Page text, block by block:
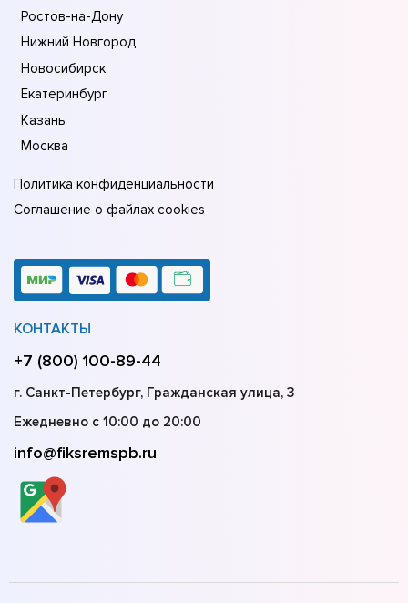
Ростов-на-Дону
Нижний Новгород
Новосибирск
Екатеринбург
Казань
Москва
Политика конфиденциальности
Соглашение о файлах cookies
КОНТАКТЫ
+7 (800) 100-89-44
г. Санкт-Петербург, Гражданская улица, 3
Ежедневно с 10:00 до 20:00
info@fiksremspb.ru